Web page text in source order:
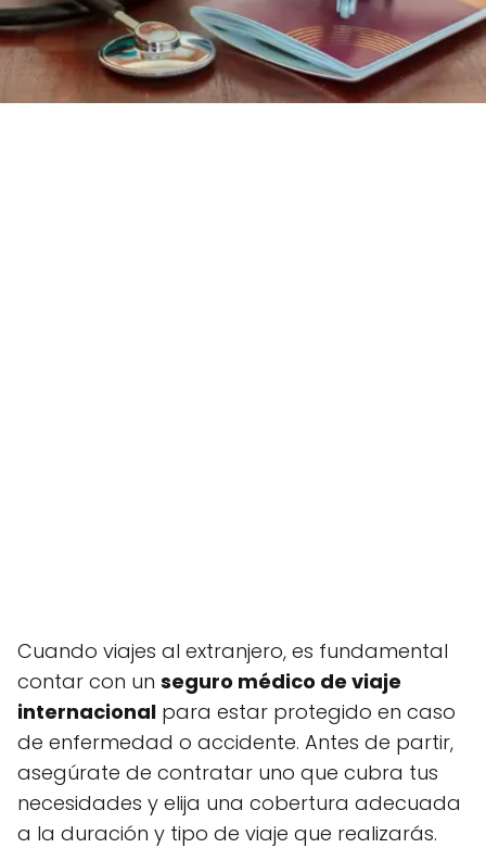
Cuando viajes al extranjero, es fundamental
contar con un seguro médico de viaje
internacional para estar protegido en caso
de enfermedad o accidente. Antes de partir,
asegúrate de contratar uno que cubra tus
necesidades y elija una cobertura adecuada
a la duración y tipo de viaje que realizarás.